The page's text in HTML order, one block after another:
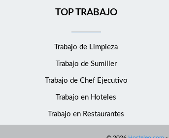
TOP TRABAJO
Trabajo de Limpieza
Trabajo de Sumiller
Trabajo de Chef Ejecutivo
Trabajo en Hoteles
Trabajo en Restaurantes